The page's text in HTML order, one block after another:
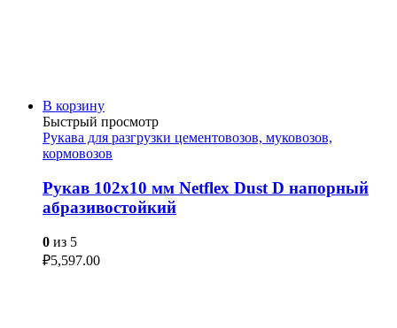
В корзину
Быстрый просмотр
Рукава для разгрузки цементовозов, муковозов,
кормовозов
Рукав 102х10 мм Netflex Dust D напорный
абразивостойкий
0 из 5
₽5,597.00